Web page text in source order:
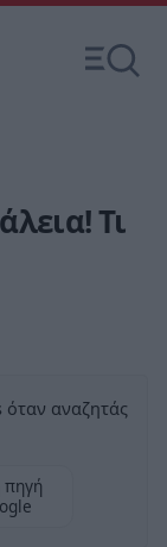
Τι
αναζητάς